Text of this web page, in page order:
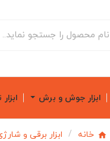
ابزار جوش و برش
خانه ابزار برقی و